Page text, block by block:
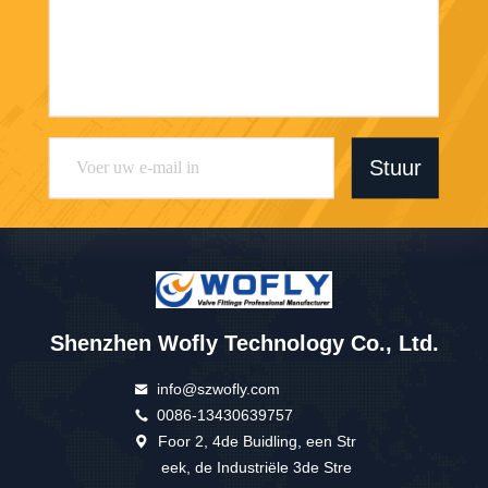
Stuur
Shenzhen Wofly Technology Co., Ltd.
info@szwofly.com
0086-13430639757
Foor 2, 4de Buidling, een Str
eek, de Industriële 3de Stre